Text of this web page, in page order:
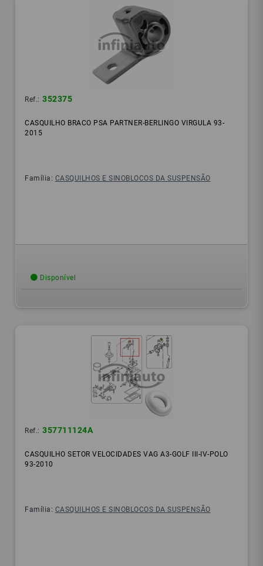
Ref.: 352375
CASQUILHO BRACO PSA PARTNER-BERLINGO VIRGULA 93-
2015
Família: CASQUILHOS E SINOBLOCOS DA SUSPENSÃO
Disponível
Ref.: 357711124A
CASQUILHO SETOR VELOCIDADES VAG A3-GOLF III-IV-POLO
93-2010
Família: CASQUILHOS E SINOBLOCOS DA SUSPENSÃO